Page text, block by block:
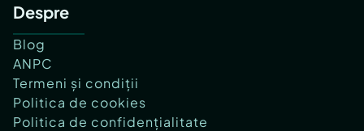
Despre
Blog
ANPC
Termeni și condiții
Politica de cookies
Politica de confidențialitate